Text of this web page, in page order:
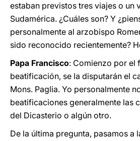
estaban previstos tres viajes o un
Sudamérica. ¿Cuáles son? Y
personalmente al arzobispo
sido reconocido recientemente?
Papa Francisco: Comienzo por el
beatificación, se la disputarán el
Mons. Paglia. Yo personalmente
beatificaciones generalmente las
del Dicasterio o algún otro.
De la última pregunta, pasamos a